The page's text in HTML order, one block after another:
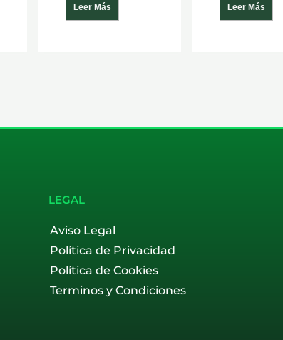
Leer Más Leer Más
LEGAL
Aviso Legal
Política de Privacidad
Política de Cookies
Terminos y Condiciones